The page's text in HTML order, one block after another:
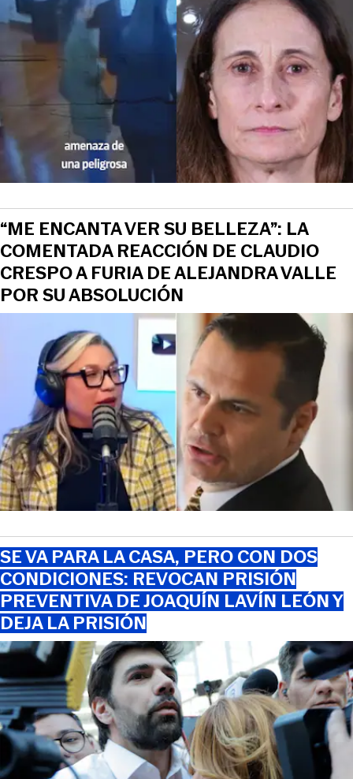
“ME ENCANTA VER SU BELLEZA”: LA
COMENTADA REACCIÓN DE CLAUDIO
CRESPO A FURIA DE ALEJANDRA VALLE
POR SU ABSOLUCIÓN
SE VA PARA LA CASA, PERO CON DOS
CONDICIONES: REVOCAN PRISIÓN
PREVENTIVA DE JOAQUÍN LAVÍN LEÓN Y
DEJA LA PRISIÓN